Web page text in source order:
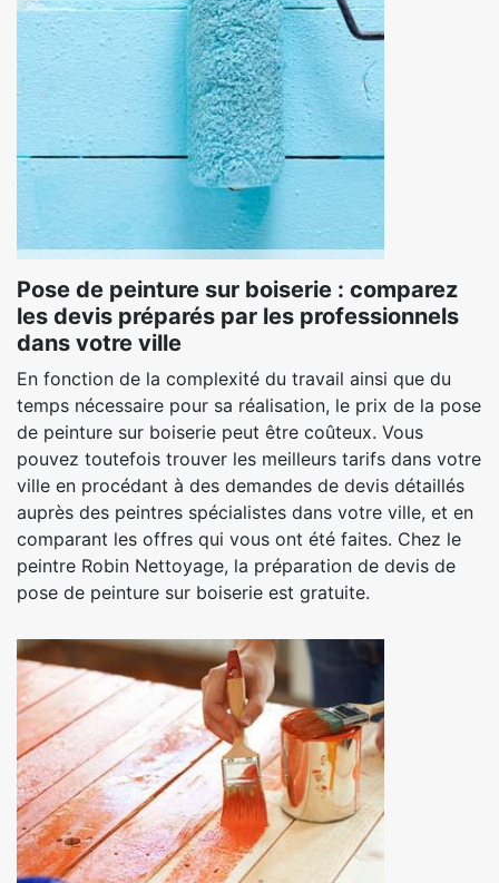
Pose de peinture sur boiserie : comparez
les devis préparés par les professionnels
dans votre ville
En fonction de la complexité du travail ainsi que du
temps nécessaire pour sa réalisation, le prix de la pose
de peinture sur boiserie peut être coûteux. Vous
pouvez toutefois trouver les meilleurs tarifs dans votre
ville en procédant à des demandes de devis détaillés
auprès des peintres spécialistes dans votre ville, et en
comparant les offres qui vous ont été faites. Chez le
peintre Robin Nettoyage, la préparation de devis de
pose de peinture sur boiserie est gratuite.